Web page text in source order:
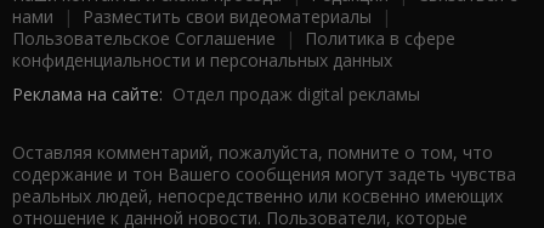
нами | Разместить свои видеоматериалы |
Пользовательское Соглашение |
Политика в сфере
конфиденциальности и персональных данных
Реклама на сайте: Отдел продаж digital рекламы
Оставляя комментарий, пожалуйста, помните о том, что
содержание и тон Вашего сообщения могут задеть чувства
реальных людей, непосредственно или косвенно имеющих
отношение к данной новости. Пользователи, которые